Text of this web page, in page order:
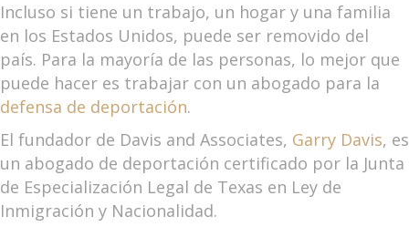
Incluso si tiene un trabajo, un hogar y una familia
en los Estados Unidos, puede ser removido del
país. Para la mayoría de las personas, lo mejor que
puede hacer es trabajar con un abogado para la
defensa de deportación.
El fundador de Davis and Associates, Garry Davis, es
un abogado de deportación certificado por la Junta
de Especialización Legal de Texas en Ley de
Inmigración y Nacionalidad.